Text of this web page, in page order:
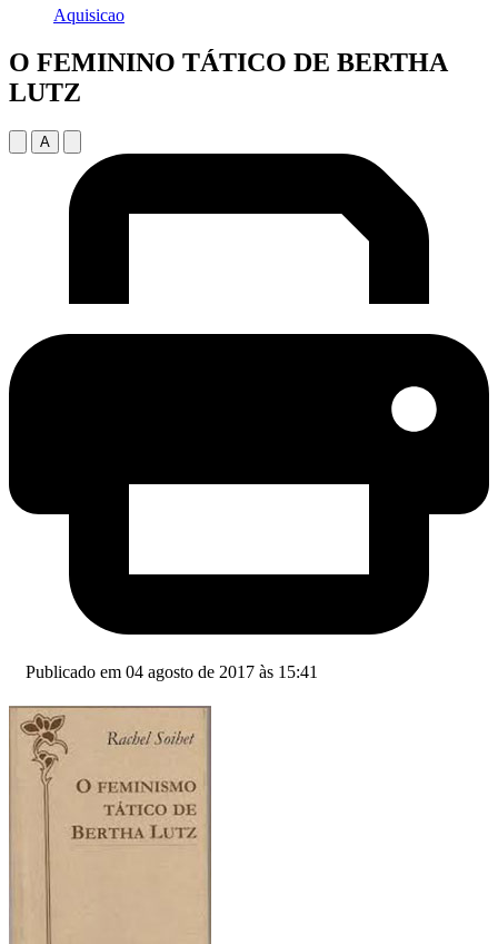
Aquisicao
O FEMININO TÁTICO DE BERTHA
LUTZ
A
Publicado em 04 agosto de 2017 às 15:41